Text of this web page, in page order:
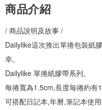
商品介紹
/ 商品說明及故事 /
Dailylike這次推出單捲包裝紙
幸。
Dailylike 單捲紙膠帶系列。
每捲寬為1.5cm,長度毎捲約有
可搭配日記本,年曆,筆記本使